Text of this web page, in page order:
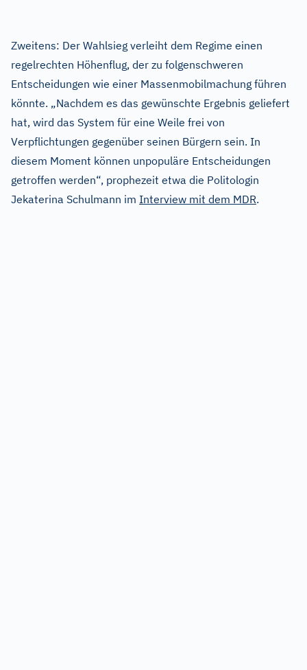
Zweitens: Der Wahlsieg verleiht dem Regime einen
regelrechten Höhenflug, der zu folgenschweren
Entscheidungen wie einer Massenmobilmachung führen
könnte. „Nachdem es das gewünschte Ergebnis geliefert
hat, wird das System für eine Weile frei von
Verpflichtungen gegenüber seinen Bürgern sein. In
diesem Moment können unpopuläre Entscheidungen
getroffen werden“, prophezeit etwa die Politologin
Jekaterina Schulmann im Interview mit dem MDR.